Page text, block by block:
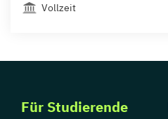
Vollzeit
Für Studierende